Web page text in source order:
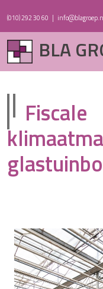
(010) 292 30 60 |
BLA
Fiscale